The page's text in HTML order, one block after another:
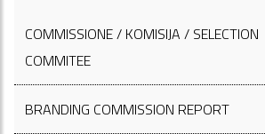
COMMISSIONE / KOMISIJA / SELECTION
COMMITEE
BRANDING COMMISSION REPORT